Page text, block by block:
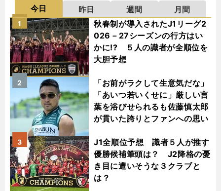
今日 昨日 週間
月間
秋春制が導入されたJ1リーグ2
026－27シーズンの行方はい
かに!? ５人の識者が全順位を
大胆予想
1
「お前がラクして生意気だな」
「あいつ若いくせに」厳しい言
葉を浴びせられるも佐藤慎太郎
が貫いた誇りとファンへの思い
2
J1全順位予想 識者５人が推す
優勝候補筆頭は？ J2降格の憂
き目に遭いそうな３クラブと
は？
3